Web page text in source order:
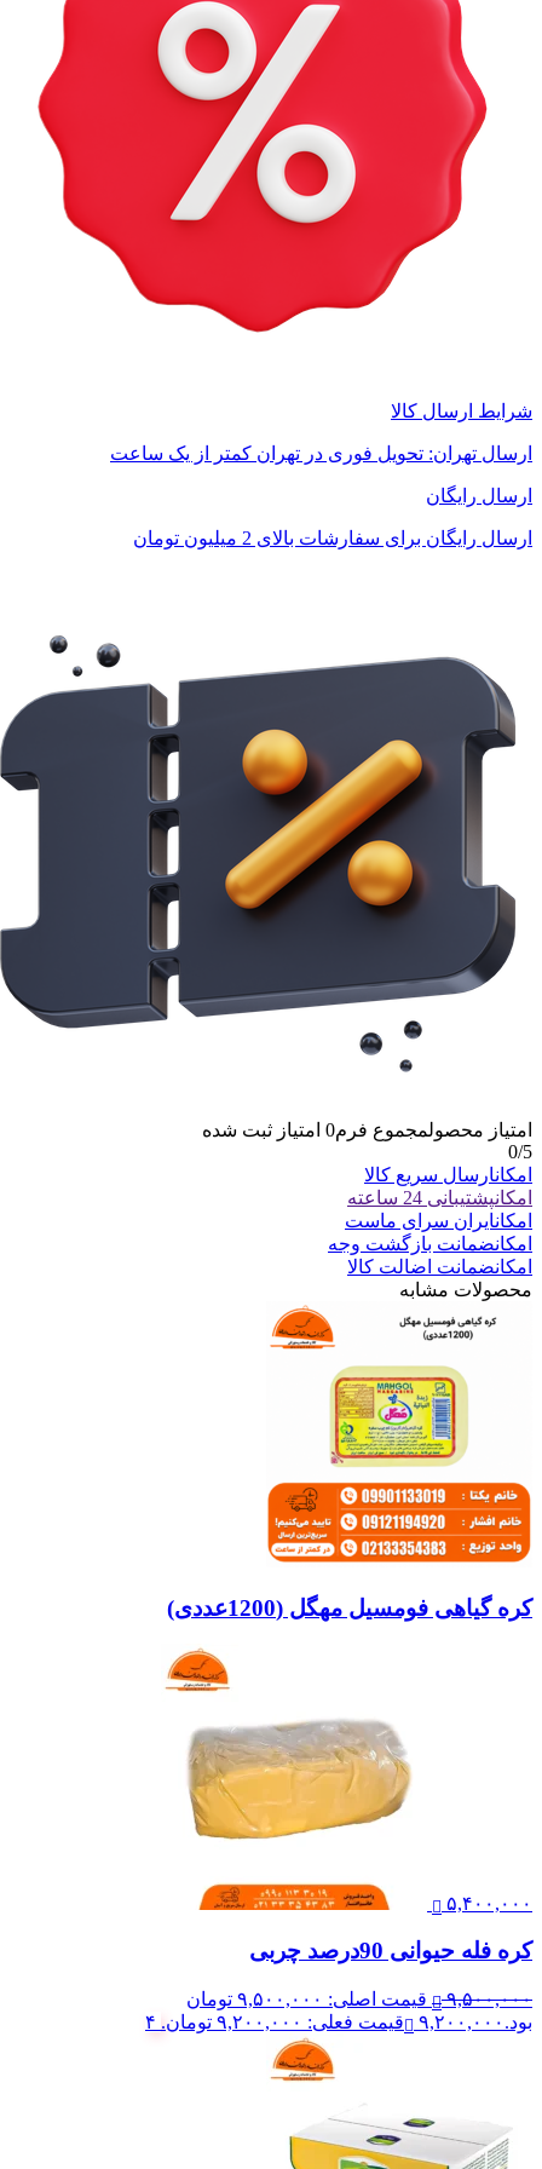
شرایط ارسال کالا
ارسال تهران: تحویل فوری در تهران کمتر از یک ساعت
ارسال رایگان
ارسال رایگان برای سفارشات بالای 2 میلیون تومان
امتیاز محصولمجموع فرم0 امتیاز ثبت شده
0/5
امکانارسال سریع کالا
امکانپشتیبانی 24 ساعته
امکانایران سرای ماست
امکانضمانت بازگشت وجه
امکانضمانت اضالت کالا
محصولات مشابه
کره گیاهی فومسیل مهگل (1200عددی)
۵,۴۰۰,۰۰۰
کره فله حیوانی 90درصد چربی
۹,۵۰۰,۰۰۰
قیمت اصلی: ۹,۵۰۰,۰۰۰ تومان
بود. ۹,۲۰۰,۰۰۰ قیمت فعلی: ۹,۲۰۰,۰۰۰ تومان. ۴